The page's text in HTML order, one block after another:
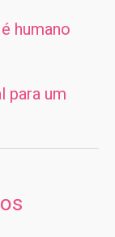
humano
para um